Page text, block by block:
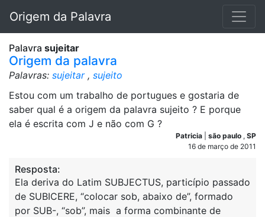
Origem da Palavra
Palavra sujeitar
Origem da palavra
Palavras: sujeitar, sujeito
Estou com um trabalho de portugues e gostaria de
saber qual é a origem da palavra sujeito ? E porque
ela é escrita com J e não com G ?
Patricia são paulo , SP
16 de março de 2011
Resposta:
Ela deriva do Latim SUBJECTUS, particípio passado
de SUBICERE, “colocar sob, abaixo de”, formado
por SUB-, “sob”, mais a forma combinante de